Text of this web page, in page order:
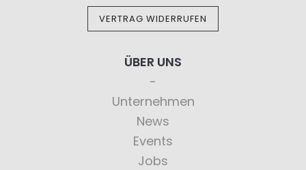
VERTRAG WIDERRUFEN
ÜBER UNS
Unternehmen
News
Events
Jobs